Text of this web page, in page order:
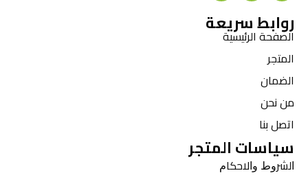
روابط سريعة
الصفحة الرئيسية
المتجر
الضمان
من نحن
اتصل بنا
سياسات المتجر
ﺍﻟﺸﺮﻭﻁ ﻭﺍﻻﺣﻜﺎﻡ